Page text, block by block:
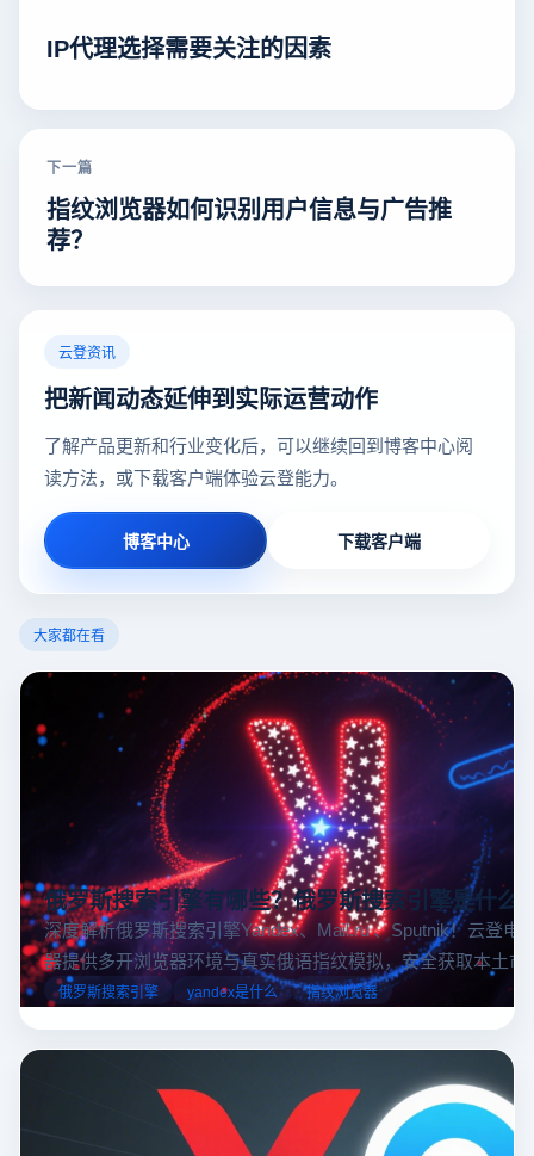
IP代理选择需要关注的因素
下一篇
指纹浏览器如何识别用户信息与广告推
荐？
云登资讯
把新闻动态延伸到实际运营动作
了解产品更新和行业变化后，可以继续回到博客中心阅
读方法，或下载客户端体验云登能力。
博客中心 下载客户端
大家都在看
俄罗斯搜索引擎有哪些？俄罗斯搜索引擎是什么
深度解析俄罗斯搜索引擎Yandex、Mail.ru 、Sputnik！云登电
器提供多开浏览器环境与真实俄语指纹模拟，安全获取本土市
据，助力跨境电商精准决策。
俄罗斯搜索引擎 yandex是什么 指纹浏览器